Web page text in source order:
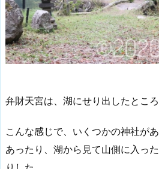
弁財天宮は、湖にせり出したところ
こんな感じで、いくつかの神社が
あったり、湖から見て山側に入っ